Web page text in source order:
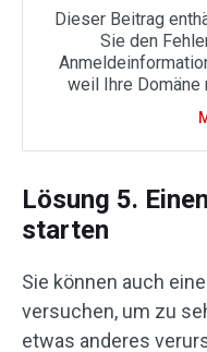
Dieser Beitrag
Sie den
weil Ihre Domäne
Lösung 5.
starten
Sie können auch
versuchen, um zu
etwas anderes